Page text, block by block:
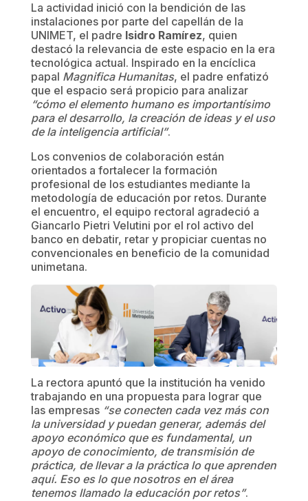
La actividad inició con la bendición de las
instalaciones por parte del capellán de la
UNIMET, el padre Isidro Ramírez, quien
destacó la relevancia de este espacio en la era
tecnológica actual. Inspirado en la encíclica
papal Magnifica Humanitas, el padre enfatizó
que el espacio será propicio para analizar
“cómo el elemento humano es importantísimo
para el desarrollo, la creación de ideas y el uso
de la inteligencia artificial”.
Los convenios de colaboración están
orientados a fortalecer la formación
profesional de los estudiantes mediante la
metodología de educación por retos. Durante
el encuentro, el equipo rectoral agradeció a
Giancarlo Pietri Velutini por el rol activo del
banco en debatir, retar y propiciar cuentas no
convencionales en beneficio de la comunidad
unimetana.
La rectora apuntó que la institución ha venido
trabajando en una propuesta para lograr que
las empresas “se conecten cada vez más con
la universidad y puedan generar, además del
apoyo económico que es fundamental, un
apoyo de conocimiento, de transmisión de
práctica, de llevar a la práctica lo que aprenden
aquí. Eso es lo que nosotros en el área
tenemos llamado la educación por retos”.